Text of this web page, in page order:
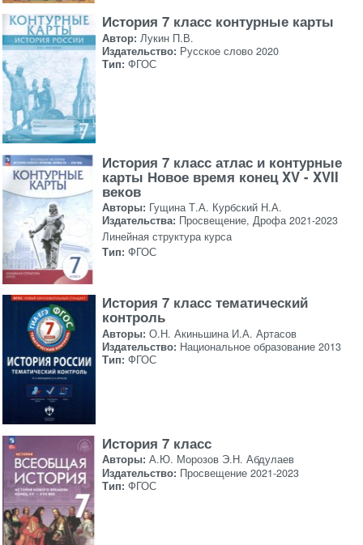
История 7 класс контурные карты
Автор: Лукин П.В.
Издательство: Русское слово 2020
Тип: ФГОС
История 7 класс атлас и контурные
карты Новое время конец XV - XVII
веков
Авторы: Гущина Т.А. Курбский Н.А.
Издательства: Просвещение, Дрофа 2021-2023
Линейная структура курса
Тип: ФГОС
История 7 класс тематический
контроль
Авторы: О.Н. Акиньшина И.А. Артасов
Издательство: Национальное образование 2013
Тип: ФГОС
История 7 класс
Авторы: А.Ю. Морозов Э.Н. Абдулаев
Издательство: Просвещение 2021-2023
Тип: ФГОС